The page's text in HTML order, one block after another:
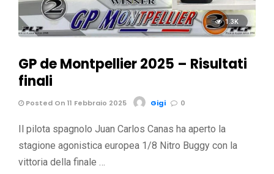
1.3K
GP de Montpellier 2025 – Risultati
finali
Posted On 11 Febbraio 2025 Gigi 0
Il pilota spagnolo Juan Carlos Canas ha aperto la
stagione agonistica europea 1/8 Nitro Buggy con la
vittoria della finale …